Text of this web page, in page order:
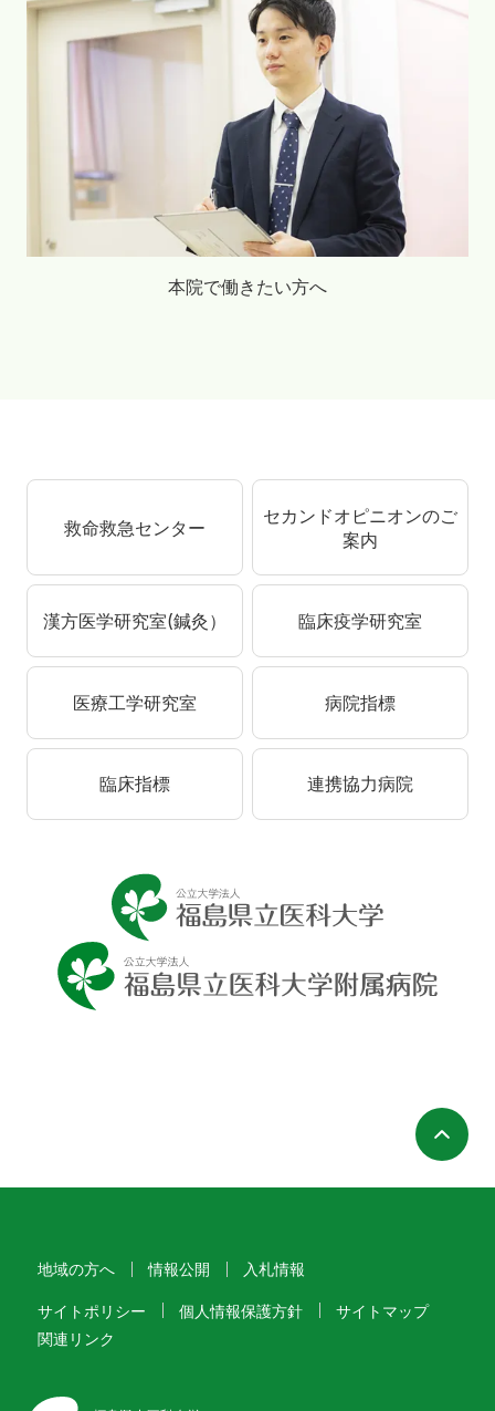
本院で働きたい方へ
救命救急センター
セカンドオピニオンのご
案内
漢方医学研究室(鍼灸） 臨床疫学研究室
医療工学研究室 病院指標
臨床指標 連携協力病院
地域の方へ 情報公開 入札情報
サイトポリシー 個人情報保護方針
サイトマップ
関連リンク